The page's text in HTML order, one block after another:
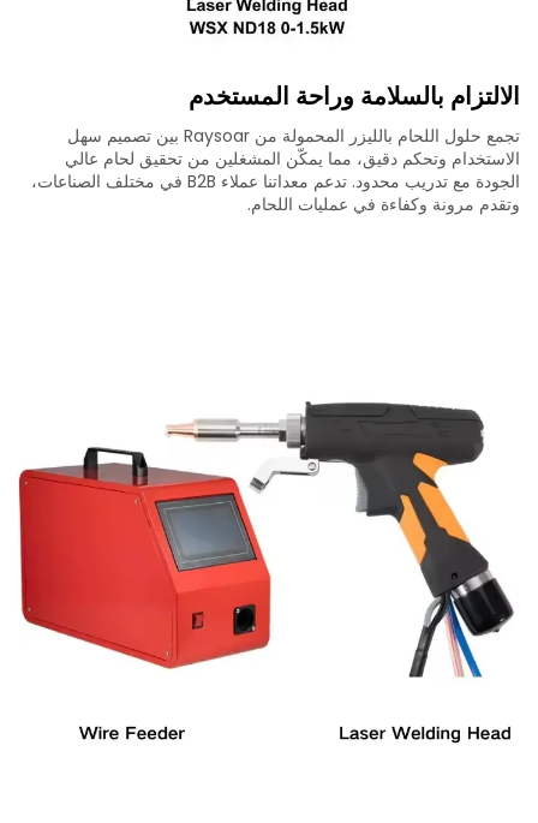
الالتزام بالسلامة وراحة المستخدم
تجمع حلول اللحام بالليزر المحمولة من Raysoar بين تصميم سهل
الاستخدام وتحكم دقيق، مما يمكّن المشغلين من تحقيق لحام عالي
الجودة مع تدريب محدود. تدعم معداتنا عملاء B2B في مختلف الصناعات،
وتقدم مرونة وكفاءة في عمليات اللحام.